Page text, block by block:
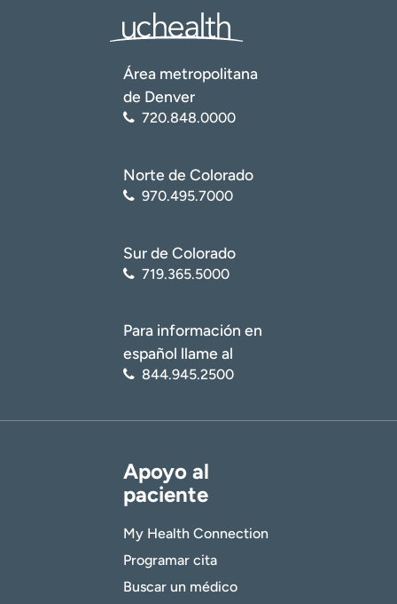
Área metropolitana
de Denver
720.848.0000
Norte de Colorado
970.495.7000
Sur de Colorado
719.365.5000
Para información en
español llame al
844.945.2500
Apoyo al
paciente
My Health Connection
Programar cita
Buscar un médico